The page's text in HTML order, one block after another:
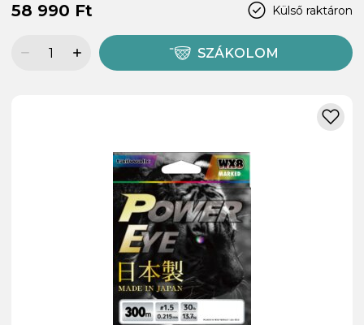
Külső raktáron
58 990 Ft
SZÁKOLOM